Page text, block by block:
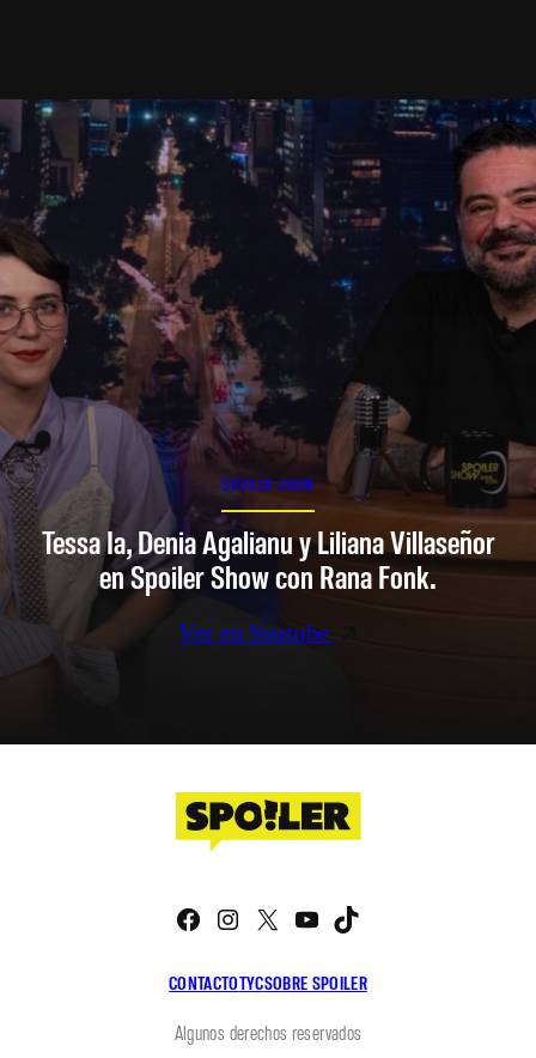
SPOILER SHOW
Tessa Ia, Denia Agalianu y Liliana Villaseñor
en Spoiler Show con Rana Fonk.
Ver en Youtube
CONTACTOTYCSOBRE SPOILER
Facebook
Instagram
X YouTube
Algunos derechos reservados